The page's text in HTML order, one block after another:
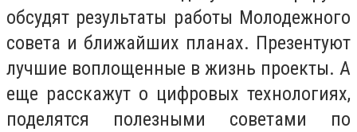
обсудят результаты работы Молодежного
совета и ближайших планах. Презентуют
лучшие воплощенные в жизнь проекты. А
еще расскажут о цифровых технологиях,
поделятся полезными советами по